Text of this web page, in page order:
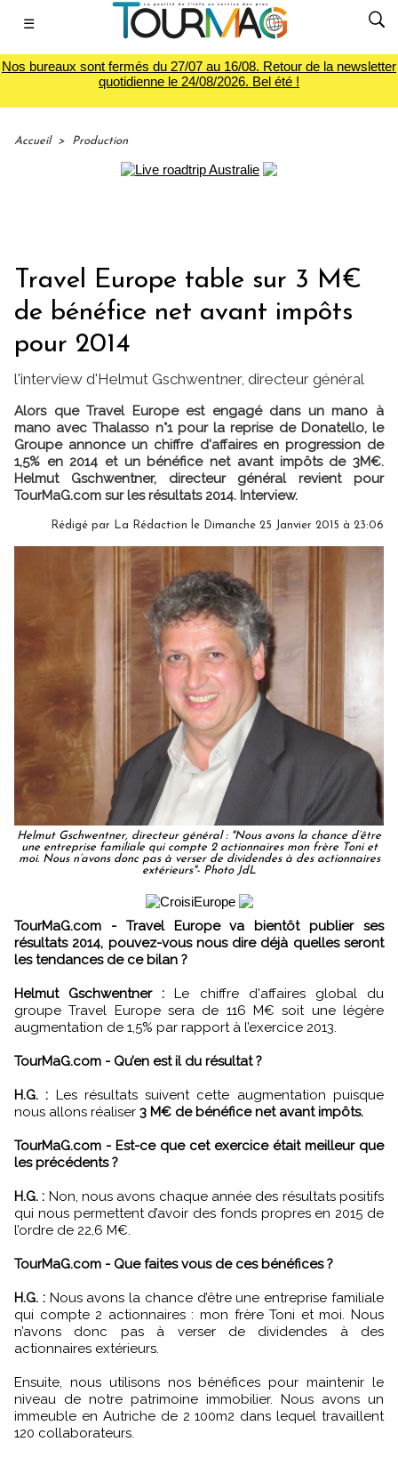
☰
Nos bureaux sont fermés du 27/07 au 16/08. Retour de la newsletter
quotidienne le 24/08/2026. Bel été !
Accueil > Production
Travel Europe table sur 3 M€
de bénéfice net avant impôts
pour 2014
l'interview d'Helmut Gschwentner, directeur général
Alors que Travel Europe est engagé dans un mano à
mano avec Thalasso n°1 pour la reprise de Donatello, le
Groupe annonce un chiffre d'affaires en progression de
1,5% en 2014 et un bénéfice net avant impôts de 3M€.
Helmut Gschwentner, directeur général revient pour
TourMaG.com sur les résultats 2014. Interview.
Rédigé par La Rédaction le Dimanche 25 Janvier 2015 à 23:06
Helmut Gschwentner, directeur général : "Nous avons la chance d’être
une entreprise familiale qui compte 2 actionnaires mon frère Toni et
moi. Nous n’avons donc pas à verser de dividendes à des actionnaires
extérieurs"- Photo JdL
TourMaG.com - Travel Europe va bientôt publier ses
résultats 2014, pouvez-vous nous dire déjà quelles seront
les tendances de ce bilan ?
Helmut Gschwentner : Le chiffre d'affaires global du
groupe Travel Europe sera de 116 M€ soit une légère
augmentation de 1,5% par rapport à l’exercice 2013.
TourMaG.com - Qu’en est il du résultat ?
H.G. : Les résultats suivent cette augmentation puisque
nous allons réaliser 3 M€ de bénéfice net avant impôts.
TourMaG.com - Est-ce que cet exercice était meilleur que
les précédents ?
H.G. : Non, nous avons chaque année des résultats positifs
qui nous permettent d’avoir des fonds propres en 2015 de
l’ordre de 22,6 M€.
TourMaG.com - Que faites vous de ces bénéfices ?
H.G. :Nous avons la chance d’être une entreprise familiale
qui compte 2 actionnaires : mon frère Toni et moi. Nous
n’avons donc pas à verser de dividendes à des
actionnaires extérieurs.
Ensuite, nous utilisons nos bénéfices pour maintenir le
niveau de notre patrimoine immobilier. Nous avons un
immeuble en Autriche de 2 100m2 dans lequel travaillent
120 collaborateurs.